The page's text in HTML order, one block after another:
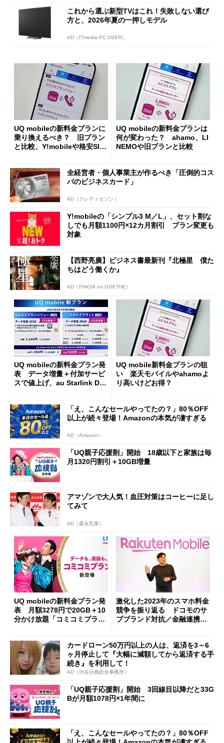
これから選ぶ新型TVはこれ！失敗しない選び
方と、2026年夏の一押しモデル
AD（ITmedia PC USER）
UQ mobileの新料金プランに
乗り換えるべき？ 旧プラン
と比較、Y!mobileや格安SIM
UQ mobileの新料金プランは
何が変わった？ ahamo、LI
NEMOや旧プランと比較
全経営者・個人事業主が作るべき「圧倒的コス
パのビジネスカード」
AD（クレディセゾン）
Y!mobileの「シンプル3 M／L」、セット割な
しでも月額1100円×12カ月割引 プラン変更も
対象
【西野亮廣】ビジネス書最新刊『北極星 僕た
ちはどう働くか』
AD（FINCHI on GOETHE）
UQ mobileの新料金プラン発
表 データ増量＋付加サービ
スで値上げ、au Starlink Dire
UQ mobile新料金プランの狙
い 楽天モバイルやahamoよ
り高いけどお得？
「え、こんなセールやってたの？」80％OFF
以上が続々登場！Amazonの本気が凄すぎる
AD（Amazon）
「UQ親子応援割」開始 18歳以下と家族は毎
月1320円割引＋10GB増量
アマゾンで大人気！血圧対策はコーヒーに足し
てみて
AD（森永乳業）
UQ mobileの新料金プラン発
表 月額3278円で20GB＋10
分かけ放題「コミコミプラ
激化した2023年のスマホ料金
競争を振り返る ドコモのサ
ブブランド対抗／金融連携が
カードローン50万円以上の人は、返済を3～6
ヶ月停止して『大幅に減額してから返済する手
続き』を利用して！
AD（渋谷法務総合事務所）
「UQ親子応援割」開始 3回線目以降だと33G
Bが月額1078円×1年間に
「え、こんなセールやってたの？」80％OFF